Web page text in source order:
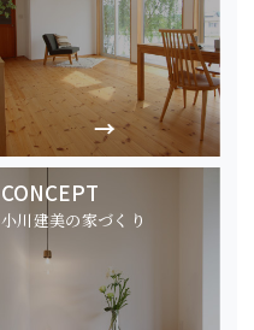
CONCEPT
小川建美の家づくり